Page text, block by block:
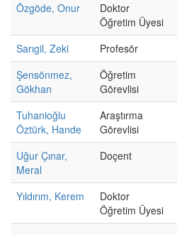
Özgöde, Onur
Doktor
Öğretim Üyesi
Sarıgil, Zeki Profesör
Şensönmez,
Gökhan
Öğretim
Görevlisi
Tuhanioğlu
Öztürk, Hande
Araştırma
Görevlisi
Uğur Çınar,
Meral
Doçent
Yıldırım, Kerem
Doktor
Öğretim Üyesi